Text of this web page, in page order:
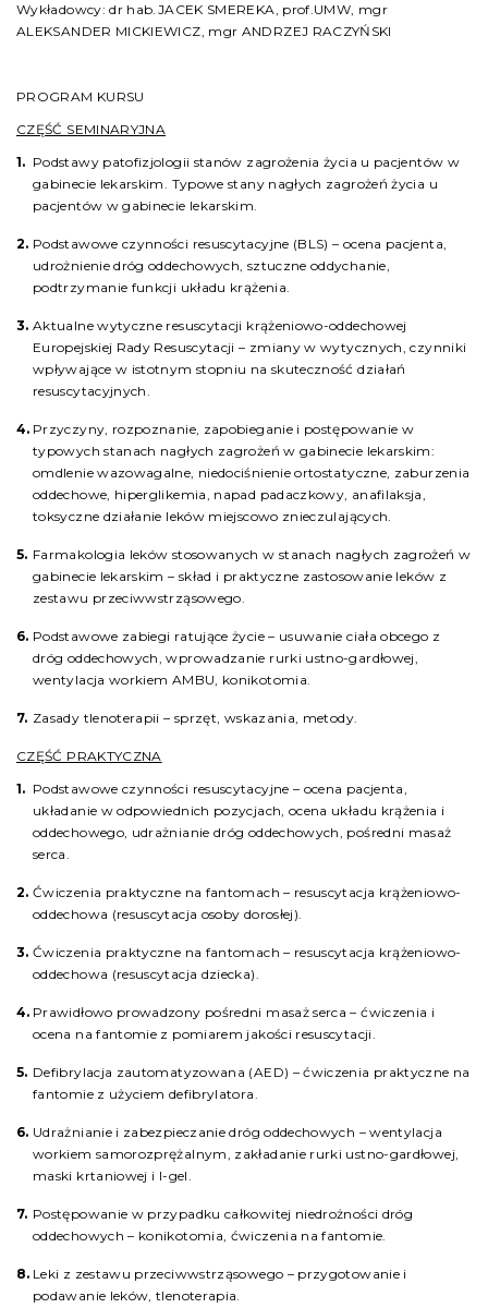
Wykładowcy: dr hab.JACEK SMEREKA, prof.UMW, mgr
ALEKSANDER MICKIEWICZ, mgr ANDRZEJ RACZYŃSKI
PROGRAM KURSU
CZĘŚĆ SEMINARYJNA
Podstawy patofizjologii stanów zagrożenia życia u pacjentów w
gabinecie lekarskim. Typowe stany nagłych zagrożeń życia u
pacjentów w gabinecie lekarskim.
Podstawowe czynności resuscytacyjne (BLS) – ocena pacjenta,
udrożnienie dróg oddechowych, sztuczne oddychanie,
podtrzymanie funkcji układu krążenia.
Aktualne wytyczne resuscytacji krążeniowo-oddechowej
Europejskiej Rady Resuscytacji – zmiany w wytycznych, czynniki
wpływające w istotnym stopniu na skuteczność działań
resuscytacyjnych.
Przyczyny, rozpoznanie, zapobieganie i postępowanie w
typowych stanach nagłych zagrożeń w gabinecie lekarskim:
omdlenie wazowagalne, niedociśnienie ortostatyczne, zaburzenia
oddechowe, hiperglikemia, napad padaczkowy, anafilaksja,
toksyczne działanie leków miejscowo znieczulających.
Farmakologia leków stosowanych w stanach nagłych zagrożeń w
gabinecie lekarskim – skład i praktyczne zastosowanie leków z
zestawu przeciwwstrząsowego.
Podstawowe zabiegi ratujące życie – usuwanie ciała obcego z
dróg oddechowych, wprowadzanie rurki ustno-gardłowej,
wentylacja workiem AMBU, konikotomia.
Zasady tlenoterapii – sprzęt, wskazania, metody.
CZĘŚĆ PRAKTYCZNA
Podstawowe czynności resuscytacyjne – ocena pacjenta,
układanie w odpowiednich pozycjach, ocena układu krążenia i
oddechowego, udrażnianie dróg oddechowych, pośredni masaż
serca.
Ćwiczenia praktyczne na fantomach – resuscytacja krążeniowo-
oddechowa (resuscytacja osoby dorosłej).
Ćwiczenia praktyczne na fantomach – resuscytacja krążeniowo-
oddechowa (resuscytacja dziecka).
Prawidłowo prowadzony pośredni masaż serca – ćwiczenia i
ocena na fantomie z pomiarem jakości resuscytacji.
Defibrylacja zautomatyzowana (AED) – ćwiczenia praktyczne na
fantomie z użyciem defibrylatora.
Udrażnianie i zabezpieczanie dróg oddechowych – wentylacja
workiem samorozprężalnym, zakładanie rurki ustno-gardłowej,
maski krtaniowej i I-gel.
Postępowanie w przypadku całkowitej niedrożności dróg
oddechowych – konikotomia, ćwiczenia na fantomie.
Leki z zestawu przeciwwstrząsowego – przygotowanie i
podawanie leków, tlenoterapia.